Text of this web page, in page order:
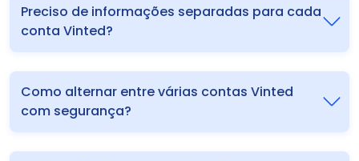
Preciso de informações separadas para cada
conta Vinted?
Como alternar entre várias contas Vinted
com segurança?